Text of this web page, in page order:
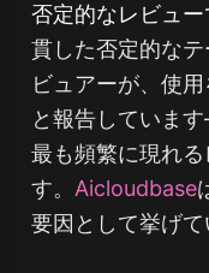
否定的なレビュ
貫した否定的な
ビュアーが、使
と報告していま
最も頻繁に現れ
す。 Aicloudbase
要因として挙げて